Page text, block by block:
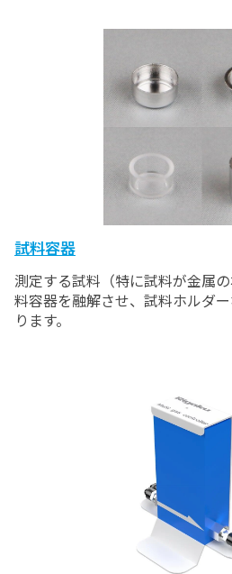
試料容器
測定する試料（特に試料が金属
料容器を融解させ、試料ホルダ
ります。